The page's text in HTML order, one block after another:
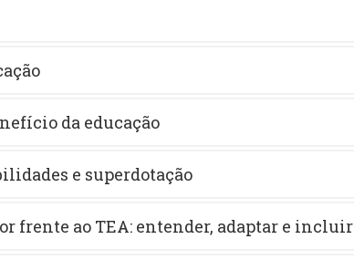
da educação
e superdotação
frente ao TEA: entender, adaptar e incluir